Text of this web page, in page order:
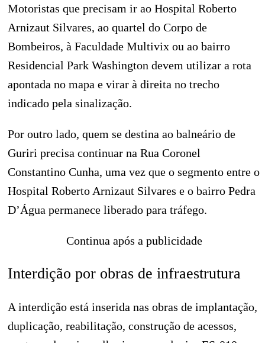
Motoristas que precisam ir ao Hospital Roberto
Arnizaut Silvares, ao quartel do Corpo de
Bombeiros, à Faculdade Multivix ou ao bairro
Residencial Park Washington devem utilizar a rota
apontada no mapa e virar à direita no trecho
indicado pela sinalização.
Por outro lado, quem se destina ao balneário de
Guriri precisa continuar na Rua Coronel
Constantino Cunha, uma vez que o segmento entre o
Hospital Roberto Arnizaut Silvares e o bairro Pedra
D’Água permanece liberado para tráfego.
Continua após a publicidade
Interdição por obras de infraestrutura
A interdição está inserida nas obras de implantação,
duplicação, reabilitação, construção de acessos,